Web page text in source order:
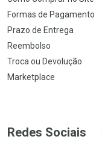
Formas de Pagamento
Prazo de Entrega
Reembolso
Troca ou Devolução
Marketplace
Redes Sociais